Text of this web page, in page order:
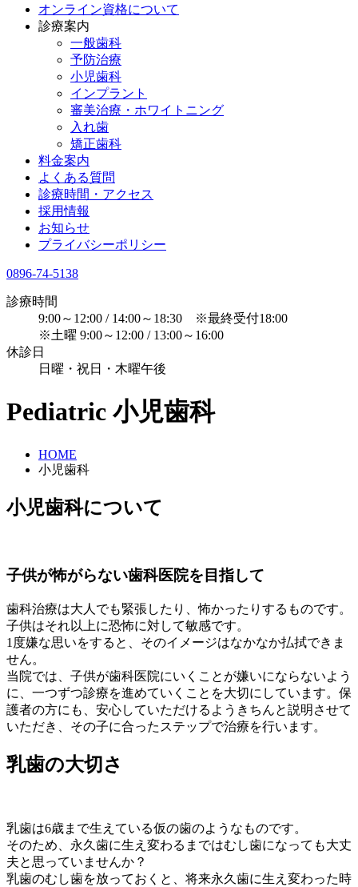
オンライン資格について
診療案内
一般歯科
予防治療
小児歯科
インプラント
審美治療・ホワイトニング
入れ歯
矯正歯科
料金案内
よくある質問
診療時間・アクセス
採用情報
お知らせ
プライバシーポリシー
0896-74-5138
診療時間
9:00～12:00 / 14:00～18:30 ※最終受付18:00
※土曜 9:00～12:00 / 13:00～16:00
休診日
日曜・祝日・木曜午後
Pediatric 小児歯科
HOME
小児歯科
小児歯科について
子供が怖がらない歯科医院を目指して
歯科治療は大人でも緊張したり、怖かったりするものです。
子供はそれ以上に恐怖に対して敏感です。
1度嫌な思いをすると、そのイメージはなかなか払拭できま
せん。
当院では、子供が歯科医院にいくことが嫌いにならないよう
に、一つずつ診療を進めていくことを大切にしています。保
護者の方にも、安心していただけるようきちんと説明させて
いただき、その子に合ったステップで治療を行います。
乳歯の大切さ
乳歯は6歳まで生えている仮の歯のようなものです。
そのため、永久歯に生え変わるまではむし歯になっても大丈
夫と思っていませんか？
乳歯のむし歯を放っておくと、将来永久歯に生え変わった時